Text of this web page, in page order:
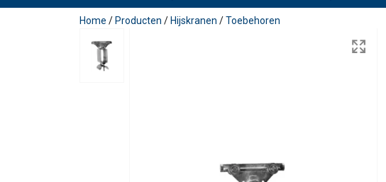
toegevoegd aan uw offerte
Home / Producten / Hijskranen /Toebehoren